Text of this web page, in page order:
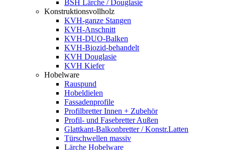
BSH Lärche / Douglasie
Konstruktionsvollholz
KVH-ganze Stangen
KVH-Anschnitt
KVH-DUO-Balken
KVH-Biozid-behandelt
KVH Douglasie
KVH Kiefer
Hobelware
Rauspund
Hobeldielen
Fassadenprofile
Profilbretter Innen + Zubehör
Profil- und Fasebretter Außen
Glattkant-Balkonbretter / Konstr.Latten
Türschwellen massiv
Lärche Hobelware